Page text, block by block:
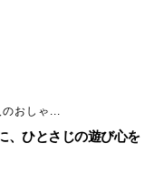
のおしゃ...
、ひとさじの遊び心を